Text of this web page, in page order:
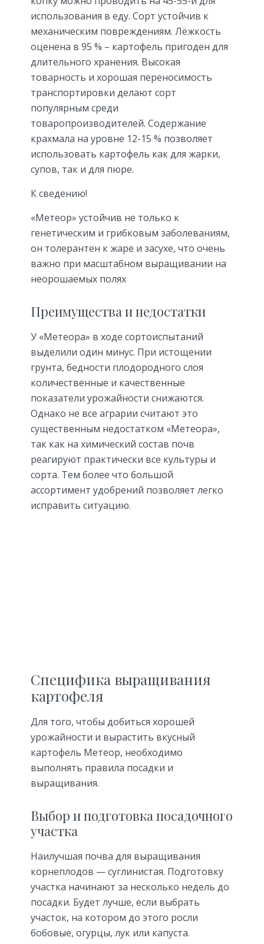
использования в еду. Сорт устойчив к
механическим повреждениям. Лёжкость
оценена в 95 % – картофель пригоден для
длительного хранения. Высокая
товарность и хорошая переносимость
транспортировки делают сорт
популярным среди
товаропроизводителей. Содержание
крахмала на уровне 12-15 % позволяет
использовать картофель как для жарки,
супов, так и для пюре.
К сведению!
«Метеор» устойчив не только к
генетическим и грибковым заболеваниям,
он толерантен к жаре и засухе, что очень
важно при масштабном выращивании на
неорошаемых полях
Преимущества и недостатки
У «Метеора» в ходе сортоиспытаний
выделили один минус. При истощении
грунта, бедности плодородного слоя
количественные и качественные
показатели урожайности снижаются.
Однако не все аграрии считают это
существенным недостатком «Метеора»,
так как на химический состав почв
реагируют практически все культуры и
сорта. Тем более что большой
ассортимент удобрений позволяет легко
исправить ситуацию.
Специфика выращивания
картофеля
Для того, чтобы добиться хорошей
урожайности и вырастить вкусный
картофель Метеор, необходимо
выполнять правила посадки и
выращивания.
Выбор и подготовка посадочного
участка
Наилучшая почва для выращивания
корнеплодов — суглинистая. Подготовку
участка начинают за несколько недель до
посадки. Будет лучше, если выбрать
участок, на котором до этого росли
бобовые, огурцы, лук или капуста.